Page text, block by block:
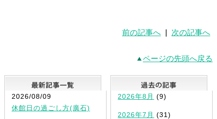
前の記事へ 次の記事へ
ページの先頭へ戻る
最新記事一覧
2026/08/09
休館日の過ごし方(廣石)
2026年8月 (9)
2026年7月 (31)